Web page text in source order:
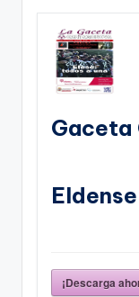
Gaceta
Eldense
¡Descarga